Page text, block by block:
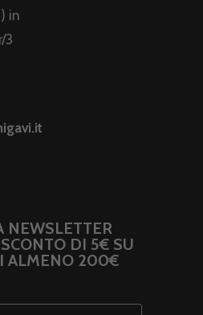
in
3
NEWSLETTER
DI 5€ SU
ALMENO 200€